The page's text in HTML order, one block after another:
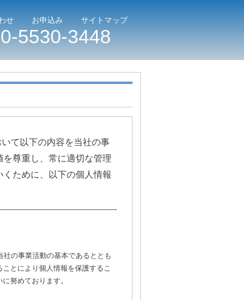
せ お申込み サイトマップ
5530-3448
て以下の内容を当社の事
尊重し、常に適切な管理
ために、以下の個人情報
の事業活動の基本であるととも
とにより個人情報を保護するこ
努めております。